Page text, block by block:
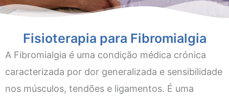
Fisioterapia para Fibromialgia
A Fibromialgia é uma condição médica crónica
caracterizada por dor generalizada e sensibilidade
nos músculos, tendões e ligamentos. É uma